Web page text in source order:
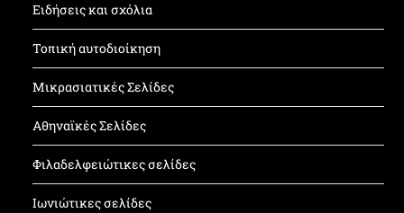
Ειδήσεις και σχόλια
Τοπική αυτοδιοίκηση
Μικρασιατικές Σελίδες
Αθηναϊκές Σελίδες
Φιλαδελφειώτικες σελίδες
Ιωνιώτικες σελίδες